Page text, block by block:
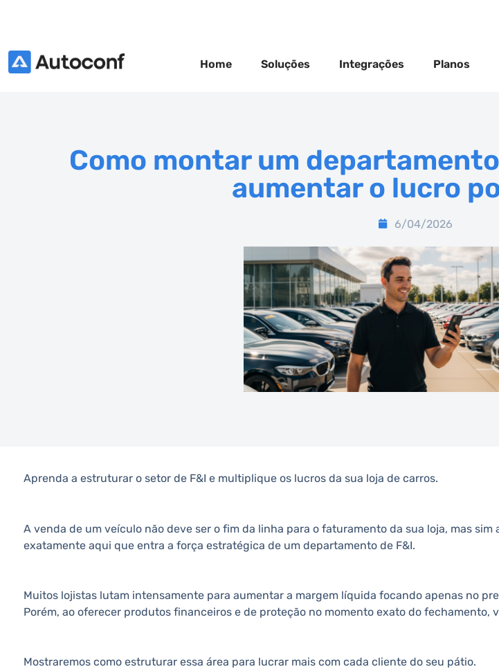
Home Soluções Integrações Planos
Como montar um
aumentar o lucro
6/04/2026
Aprenda a estruturar o setor de F&I e multiplique os lucros da sua loja de carros.
A venda de um veículo não deve ser o fim da linha para o faturamento da sua loja, mas
exatamente aqui que entra a força estratégica de um departamento de F&I.
Muitos lojistas lutam intensamente para aumentar a margem líquida focando apenas no
Porém, ao oferecer produtos financeiros e de proteção no momento exato do fechamento,
Mostraremos como estruturar essa área para lucrar mais com cada cliente do seu pátio.